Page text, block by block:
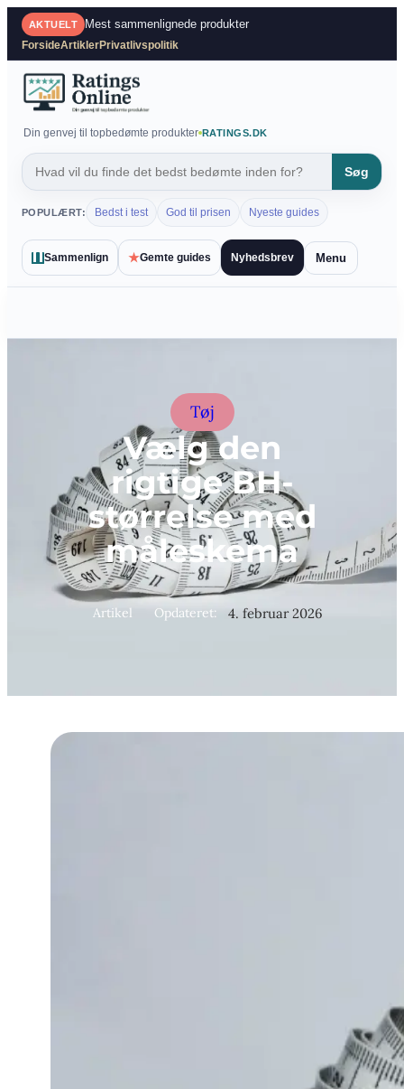
Spring
indhold
AKTUELT Mest sammenlignede produkter
ForsideArtiklerPrivatlivspolitik
Din genvej til topbedømte produkter RATINGS.DK
Søg
POPULÆRT: Bedst i test God til prisen Nyeste guides
Sammenlign ★Gemte guides Nyhedsbrev Menu
Tøj
Vælg den
rigtige BH-
størrelse med
måleskema
Artikel Opdateret: 4. februar 2026